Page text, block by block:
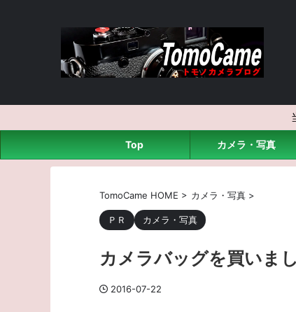
Top カメラ・写真
TomoCame HOME > カメラ・写真 >
ＰＲ カメラ・写真
カメラバッグを買いま
2016-07-22